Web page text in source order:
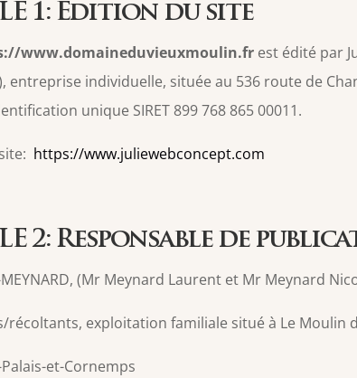
1: Edition du site
www.domaineduvieuxmoulin.fr est édité par
entreprise individuelle, située au 536 route de
unique SIRET 899 768 865 00011.
https://www.juliewebconcept.com
2: Responsable de
MEYNARD, (Mr Meynard Laurent et Mr Meynard
exploitation familiale situé à Le Moulin
et-Cornemps